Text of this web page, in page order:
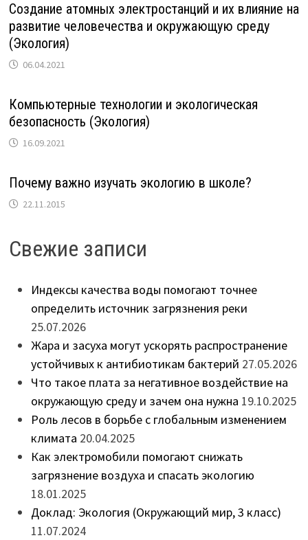
Создание атомных электростанций и их влияние на
развитие человечества и окружающую среду
(Экология)
06.04.2021
Компьютерные технологии и экологическая
безопасность (Экология)
16.09.2021
Почему важно изучать экологию в школе?
22.11.2015
Свежие записи
Индексы качества воды помогают точнее
определить источник загрязнения реки
25.07.2026
Жара и засуха могут ускорять распространение
устойчивых к антибиотикам бактерий 27.05.2026
Что такое плата за негативное воздействие на
окружающую среду и зачем она нужна 19.10.2025
Роль лесов в борьбе с глобальным изменением
климата 20.04.2025
Как электромобили помогают снижать
загрязнение воздуха и спасать экологию
18.01.2025
Доклад: Экология (Окружающий мир, 3 класс)
11.07.2024